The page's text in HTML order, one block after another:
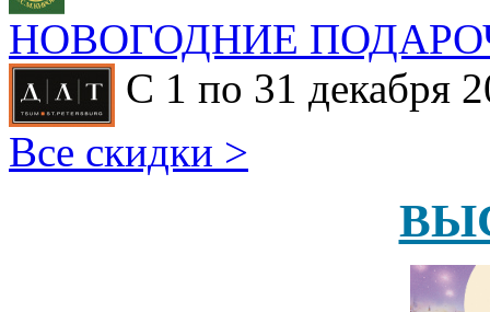
НОВОГОДНИЕ
С 1 по 31 декабря
Все скидки >